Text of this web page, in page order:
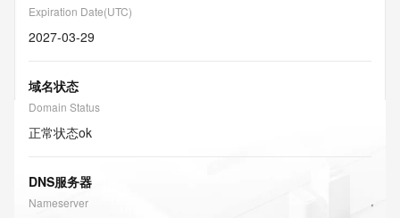
Expiration Date(UTC)
2027-03-29
域名状态
Domain Status
正常状态ok
DNS服务器
Nameserver